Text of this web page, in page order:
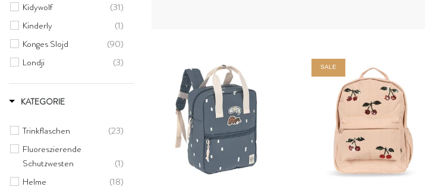
Kidywolf
(31)
Kinderly
(1)
Konges Slojd
(90)
Londji
(3)
Lässig
(63)
Meri Meri
Scoot And Ride
(4)
Sticky Lemon
KATEGORIE
Trinkflaschen
(23)
Fluoreszierende
Schutzwesten
(1)
Helme
(18)
SALE